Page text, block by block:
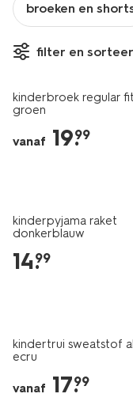
broeken en
filter en sorteer
nieuw
kinderbroek regular
groen
vanaf 19.
99
kinderpyjama raket
donkerblauw
14.
99
kindertrui sweatstof
ecru
vanaf 17.
99